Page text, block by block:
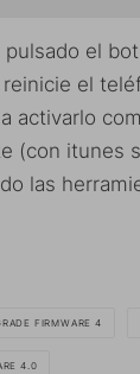
pulsado el
el
activarlo
(con itunes
las
FIRMWARE 4
4.0